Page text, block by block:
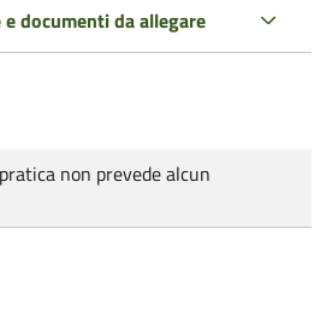
documenti da allegare
non prevede alcun